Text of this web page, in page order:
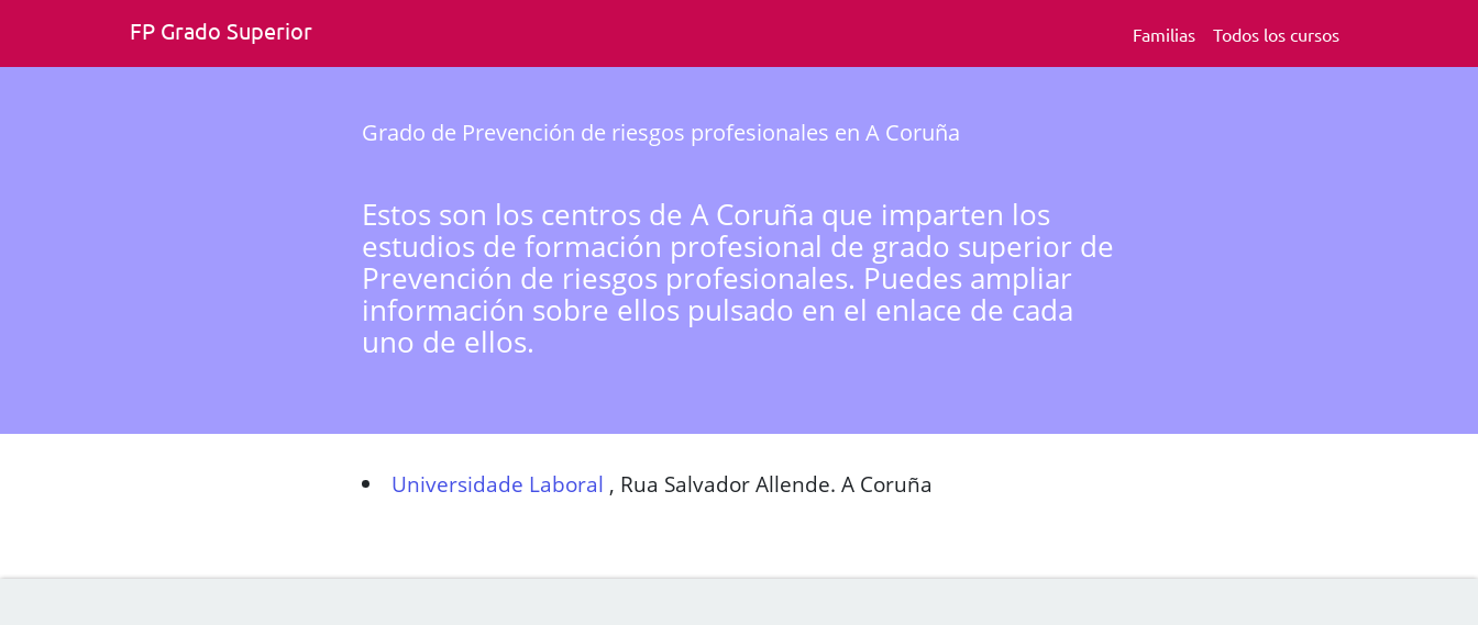
FP Grado Superior Familias Todos los cursos
Grado de Prevención de riesgos profesionales en A Coruña
Estos son los centros de A Coruña que imparten los
estudios de formación profesional de grado superior de
Prevención de riesgos profesionales. Puedes ampliar
información sobre ellos pulsado en el enlace de cada
uno de ellos.
Universidade Laboral , Rua Salvador Allende. A Coruña